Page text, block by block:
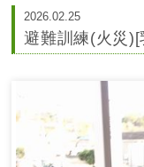
2026.02.25
避難訓練(火災)[